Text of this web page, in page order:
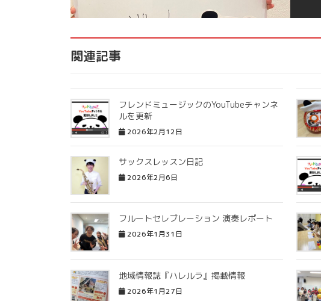
関連記事
フレンドミュージックのYouTubeチャンネ
ルを更新
2026年2月12日
サックスレッスン日記
2026年2月6日
フルートセレブレーション 演奏レポート
2026年1月31日
地域情報誌『ハレルラ』掲載情報
2026年1月27日